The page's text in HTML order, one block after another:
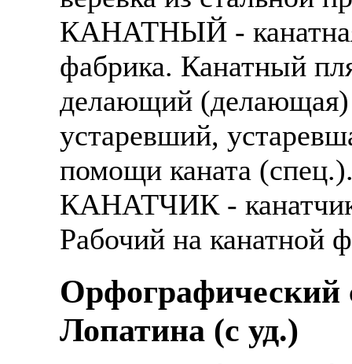
КАНАТНЫЙ -
фабрика. Канатный
делающий (делающая)
устаревший,
помощи каната
КАНАТЧИК -
Рабочий на канатной
Орфографический
Лопатина (c уд.)